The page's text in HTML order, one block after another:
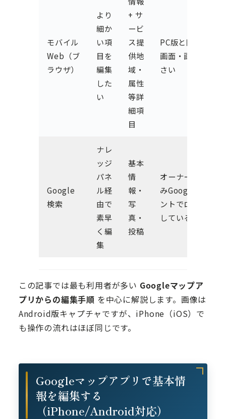
モバイル
Web（ブ
ラウザ）
より
細か
い項
目を
編集
した
い
+ サ
ービ
ス提
供地
域・
属性
等詳
細項
目
PC版と同じ管理
画面・画面が小
さい
Google
検索
ナレ
ッジ
パネ
ル経
由で
素早
く編
集
基本
情
報・
写
真・
投稿
オーナー確認済
みGoogleアカウ
ントでログイン
している必要
この記事では最も利用者が多い Googleマップア
プリからの編集手順 を中心に解説します。画像は
Android版キャプチャですが、iPhone（iOS）で
も操作の流れはほぼ同じです。
Googleマップアプリで基本情
報を編集する
（iPhone/Android対応）